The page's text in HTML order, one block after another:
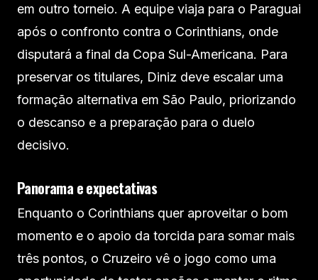
em outro torneio. A equipe viaja para o Paraguai
após o confronto contra o Corinthians, onde
disputará a final da Copa Sul-Americana. Para
preservar os titulares, Diniz deve escalar uma
formação alternativa em São Paulo, priorizando
o descanso e a preparação para o duelo
decisivo.
Panorama e expectativas
Enquanto o Corinthians quer aproveitar o bom
momento e o apoio da torcida para somar mais
três pontos, o Cruzeiro vê o jogo como uma